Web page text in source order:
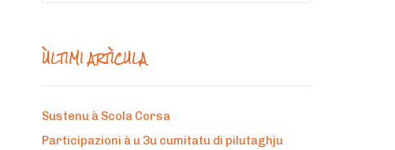
ÙLTIMI ARTÌCULA
Sustenu à Scola Corsa
Participazioni à u 3u cumitatu di pilutaghju